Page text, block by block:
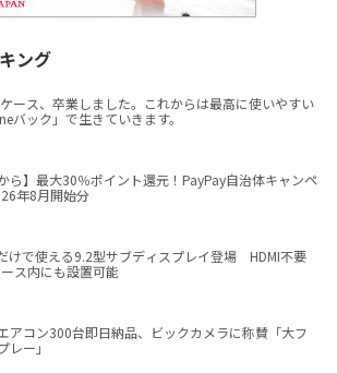
ング
ース、卒業しました。これからは最高に使いやすい
バック」で生きていきます。
から】最大30％ポイント還元！PayPay自治体キャンペ
年8月開始分
けで使える9.2型サブディスプレイ登場 HDMI不要
ス内にも設置可能
アコン300台即日納品、ビックカメラに称賛「大フ
レー」